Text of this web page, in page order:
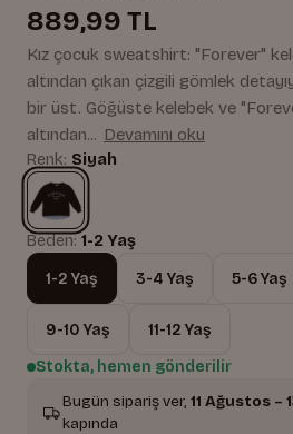
889,99 TL
Kız çocuk sweatshirt: "Forever"
altından çıkan çizgili gömlek
bir üst. Göğüste kelebek ve
altından... Devamını oku
Renk: Siyah
Beden: 1-2 Yaş
1-2 Yaş 3-4 Yaş 5-6 Yaş
9-10 Yaş
11-12 Yaş
Stokta, hemen gönderilir
Bugün sipariş ver, 11 Ağustos –
kapında